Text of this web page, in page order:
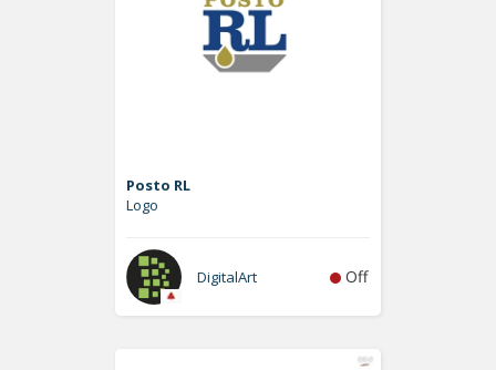
Posto RL
Logo
DigitalArt Off